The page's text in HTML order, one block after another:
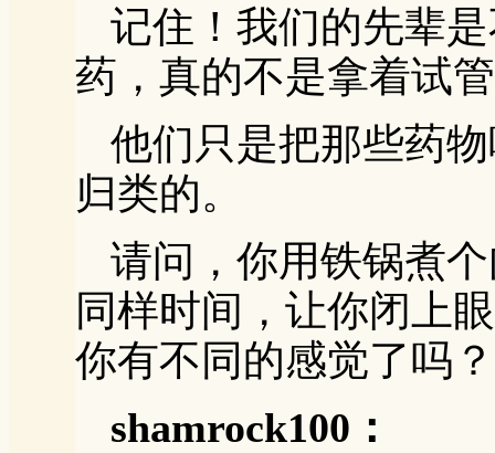
记住！我们的先辈
药，真的不是拿着试
他们只是把那些药
归类的。
请问，你用铁锅煮
同样时间，让你闭上
你有不同的感觉了吗？
shamrock100：